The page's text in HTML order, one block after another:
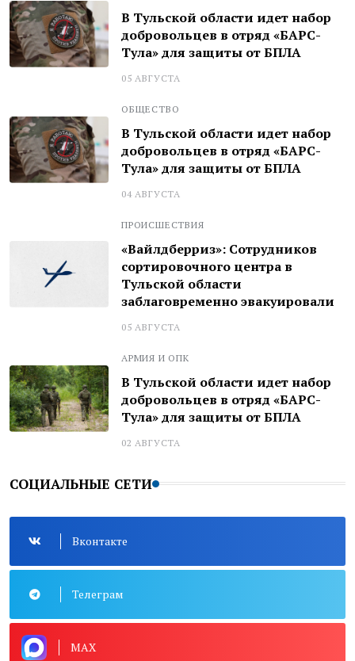
В Тульской области идет набор
добровольцев в отряд «БАРС-
Тула» для защиты от БПЛА
05 АВГУСТА
ОБЩЕСТВО
В Тульской области идет набор
добровольцев в отряд «БАРС-
Тула» для защиты от БПЛА
04 АВГУСТА
ПРОИСШЕСТВИЯ
«Вайлдберриз»: Сотрудников
сортировочного центра в
Тульской области
заблаговременно эвакуировали
05 АВГУСТА
АРМИЯ И ОПК
В Тульской области идет набор
добровольцев в отряд «БАРС-
Тула» для защиты от БПЛА
02 АВГУСТА
СОЦИАЛЬНЫЕ СЕТИ
Вконтакте
Телеграм
MAX